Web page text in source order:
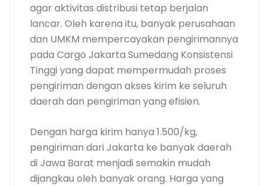
agar aktivitas distribusi tetap berjalan
lancar. Oleh karena itu, banyak perusahaan
dan UMKM mempercayakan pengirimannya
pada Cargo Jakarta Sumedang Konsistensi
Tinggi yang dapat mempermudah proses
pengiriman dengan akses kirim ke seluruh
daerah dan pengiriman yang efisien.
Dengan harga kirim hanya 1.500/kg,
pengiriman dari Jakarta ke banyak daerah
di Jawa Barat menjadi semakin mudah
dijangkau oleh banyak orang. Harga yang